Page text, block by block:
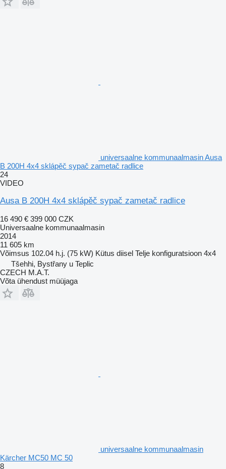
universaalne kommunaalmasin Ausa
B 200H 4x4 sklápěč sypač zametač radlice
24
VIDEO
Ausa B 200H 4x4 sklápěč sypač zametač radlice
16 490 € 399 000 CZK
Universaalne kommunaalmasin
2014
11 605 km
Võimsus 102.04 h.j. (75 kW) Kütus diisel Telje konfiguratsioon 4x4
Tšehhi, Bystřany u Teplic
CZECH M.A.T.
Võta ühendust müüjaga
universaalne kommunaalmasin
Kärcher MC50 MC 50
8